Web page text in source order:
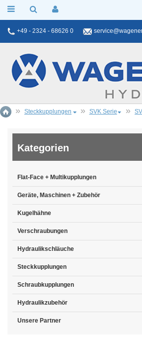
+49 - 2324 - 68626 0
Steckkupplungen SVK Serie
Kategorien
Flat-Face + Multikupplungen
Geräte, Maschinen + Zubehör
Kugelhähne
Verschraubungen
Hydraulikschläuche
Steckkupplungen
Schraubkupplungen
Hydraulikzubehör
Unsere Partner